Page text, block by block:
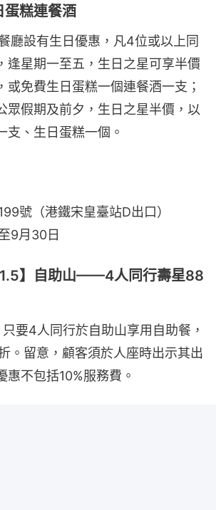
蛋糕連餐酒
廳設有生日優惠，凡4位或以上同
逢星期一至五，生日之星可享半價
或免費生日蛋糕一個連餐酒一支；
眾假期及前夕，生日之星半價，以
支、生日蛋糕一個。
號（港鐵宋皇臺站D出口）
9月30日
】自助山——4人同行壽星88
要4人同行於自助山享用自助餐，
。留意，顧客須於人座時出示其出
惠不包括10%服務費。